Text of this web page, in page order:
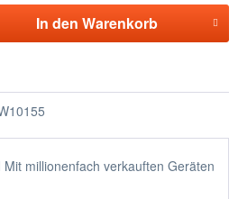
In den Warenkorb
millionenfach verkauften Geräten